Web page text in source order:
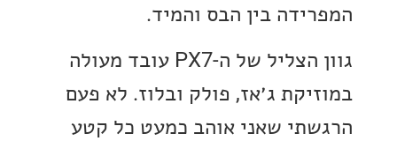
בין הבס והמיד.
גוון הצליל של ה-PX7 עובד מעולה
ג׳אז, פולק ובלוז. לא פעם
שאני אוהב כמעט כל קטע